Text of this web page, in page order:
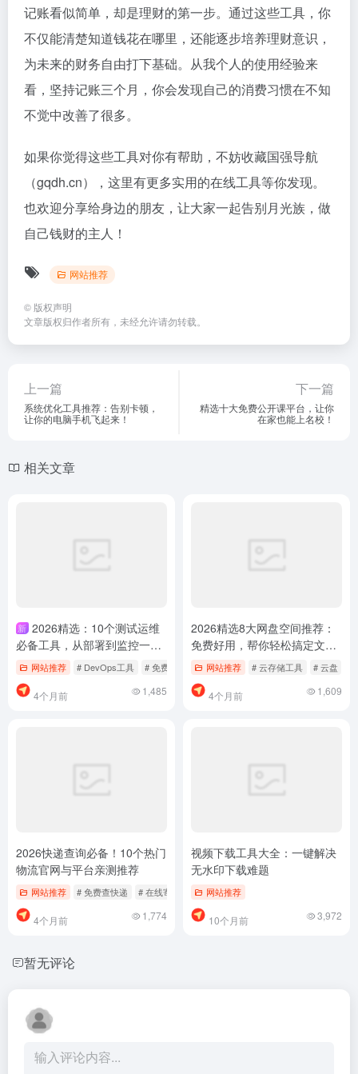
记账看似简单，却是理财的第一步。通过这些工具，你
不仅能清楚知道钱花在哪里，还能逐步培养理财意识，
为未来的财务自由打下基础。从我个人的使用经验来
看，坚持记账三个月，你会发现自己的消费习惯在不知
不觉中改善了很多。
如果你觉得这些工具对你有帮助，不妨收藏国强导航
（gqdh.cn），这里有更多实用的在线工具等你发现。
也欢迎分享给身边的朋友，让大家一起告别月光族，做
自己钱财的主人！
网站推荐
© 版权声明
文章版权归作者所有，未经允许请勿转载。
上一篇
系统优化工具推荐：告别卡顿，
让你的电脑手机飞起来！
下一篇
精选十大免费公开课平台，让你
在家也能上名校！
相关文章
新 2026精选：10个测试运维
必备工具，从部署到监控一站
搞定网站推荐 # DevOps工具 # 免费测试工具 # 持续集成工具
4个月前 1,485
2026精选8大网盘空间推荐：
免费好用，帮你轻松搞定文件
存储与备份
网站推荐 # 云存储工具 # 云盘
4个月前 1,609
2026快递查询必备！10个热门
物流官网与平台亲测推荐
网站推荐 # 免费查快递 # 在线寄快递 # 快递公司
4个月前 1,774
视频下载工具大全：一键解决
无水印下载难题
网站推荐
10个月前 3,972
暂无评论